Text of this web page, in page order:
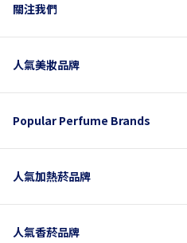
關注我們
人氣美妝品牌
Popular Perfume Brands
人氣加熱菸品牌
人氣香菸品牌